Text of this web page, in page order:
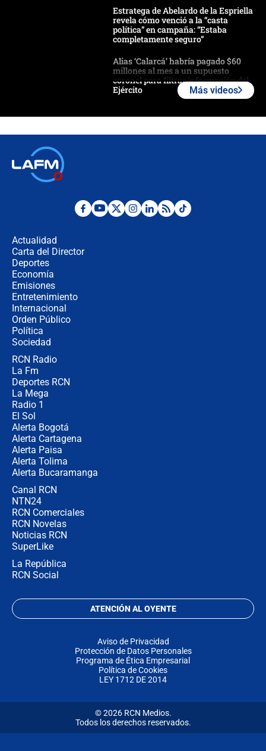
Estratega de Abelardo de la Espriella
revela cómo venció a la “casta
política” en campaña: “Estaba
completamente seguro”
Alias ‘Calarcá’ habría pagado $60
millones al mes a un supuesto
coronel para filtrar información del
Ejército
Ministro de Defensa no descarta el
Más videos
Actualidad
Carta del Director
Deportes
Economía
Emisiones
Entretenimiento
Internacional
Orden Público
Política
Sociedad
RCN Radio
La Fm
Deportes RCN
La Mega
Radio 1
El Sol
Alerta Bogotá
Alerta Cartagena
Alerta Paisa
Alerta Tolima
Alerta Bucaramanga
Canal RCN
NTN24
RCN Comerciales
RCN Novelas
Noticias RCN
SuperLike
La República
RCN Social
ATENCIÓN AL OYENTE
Aviso de Privacidad
Protección de Datos Personales
Programa de Ética Empresarial
Política de Cookies
LEY 1712 DE 2014
© 2026 RCN Medios.
Todos los derechos reservados.